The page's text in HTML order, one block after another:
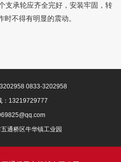
承轮应齐全完好，安装牢固，转
不得有明显的震动。
0833-3202958
：13219729777
通桥区牛华镇工业园